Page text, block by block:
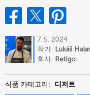
7. 5. 2024
작가: Lukáš
회사: Retigo
식품 카테고리: 디저트